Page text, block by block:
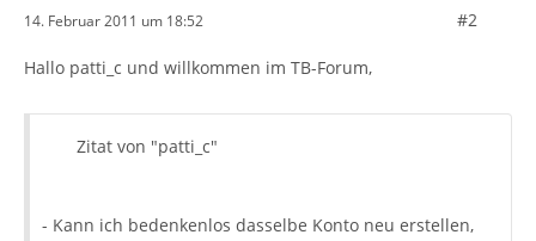
14. Februar 2011 um 18:52 #2
Hallo patti_c und willkommen im TB-Forum,
Zitat von "patti_c"
- Kann ich bedenkenlos dasselbe Konto neu erstellen,